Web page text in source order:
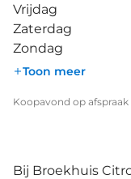
Vrijdag
Zaterdag
Zondag
Toon meer
Koopavond op afspraak
Bij Broekhuis